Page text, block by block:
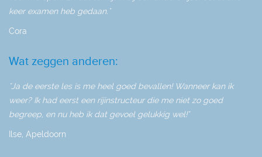
keer examen heb gedaan."
Cora
Wat zeggen anderen:
"Ja de eerste les is me heel goed bevallen! Wanneer kan ik
weer? Ik had eerst een rijinstructeur die me niet zo goed
begreep, en nu heb ik dat gevoel gelukkig wel!"
Ilse, Apeldoorn